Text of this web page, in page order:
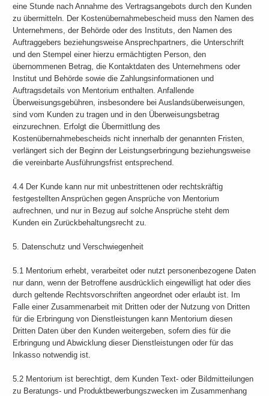
eine Stunde nach Annahme des Vertragsangebots durch den Kunden
zu übermitteln. Der Kostenübernahmebescheid muss den Namen des
Unternehmens, der Behörde oder des Instituts, den Namen des
Auftraggebers beziehungsweise Ansprechpartners, die Unterschrift
und den Stempel einer hierzu ermächtigten Person, den
übernommenen Betrag, die Kontaktdaten des Unternehmens oder
Institut und Behörde sowie die Zahlungsinformationen und
Auftragsdetails von Mentorium enthalten. Anfallende
Überweisungsgebühren, insbesondere bei Auslandsüberweisungen,
sind vom Kunden zu tragen und in den Überweisungsbetrag
einzurechnen. Erfolgt die Übermittlung des
Kostenübernahmebescheids nicht innerhalb der genannten Fristen,
verlängert sich der Beginn der Leistungserbringung beziehungsweise
die vereinbarte Ausführungsfrist entsprechend.
4.4 Der Kunde kann nur mit unbestrittenen oder rechtskräftig
festgestellten Ansprüchen gegen Ansprüche von Mentorium
aufrechnen, und nur in Bezug auf solche Ansprüche steht dem
Kunden ein Zurückbehaltungsrecht zu.
5. Datenschutz und Verschwiegenheit
5.1 Mentorium erhebt, verarbeitet oder nutzt personenbezogene Daten
nur dann, wenn der Betroffene ausdrücklich eingewilligt hat oder dies
durch geltende Rechtsvorschriften angeordnet oder erlaubt ist. Im
Falle einer Zusammenarbeit mit Dritten oder der Nutzung von Dritten
für die Erbringung von Dienstleistungen kann Mentorium diesen
Dritten Daten über den Kunden weitergeben, sofern dies für die
Erbringung und Abwicklung dieser Dienstleistungen oder für das
Inkasso notwendig ist.
5.2 Mentorium ist berechtigt, dem Kunden Text- oder Bildmitteilungen
zu Beratungs- und Produktbewerbungszwecken im Zusammenhang